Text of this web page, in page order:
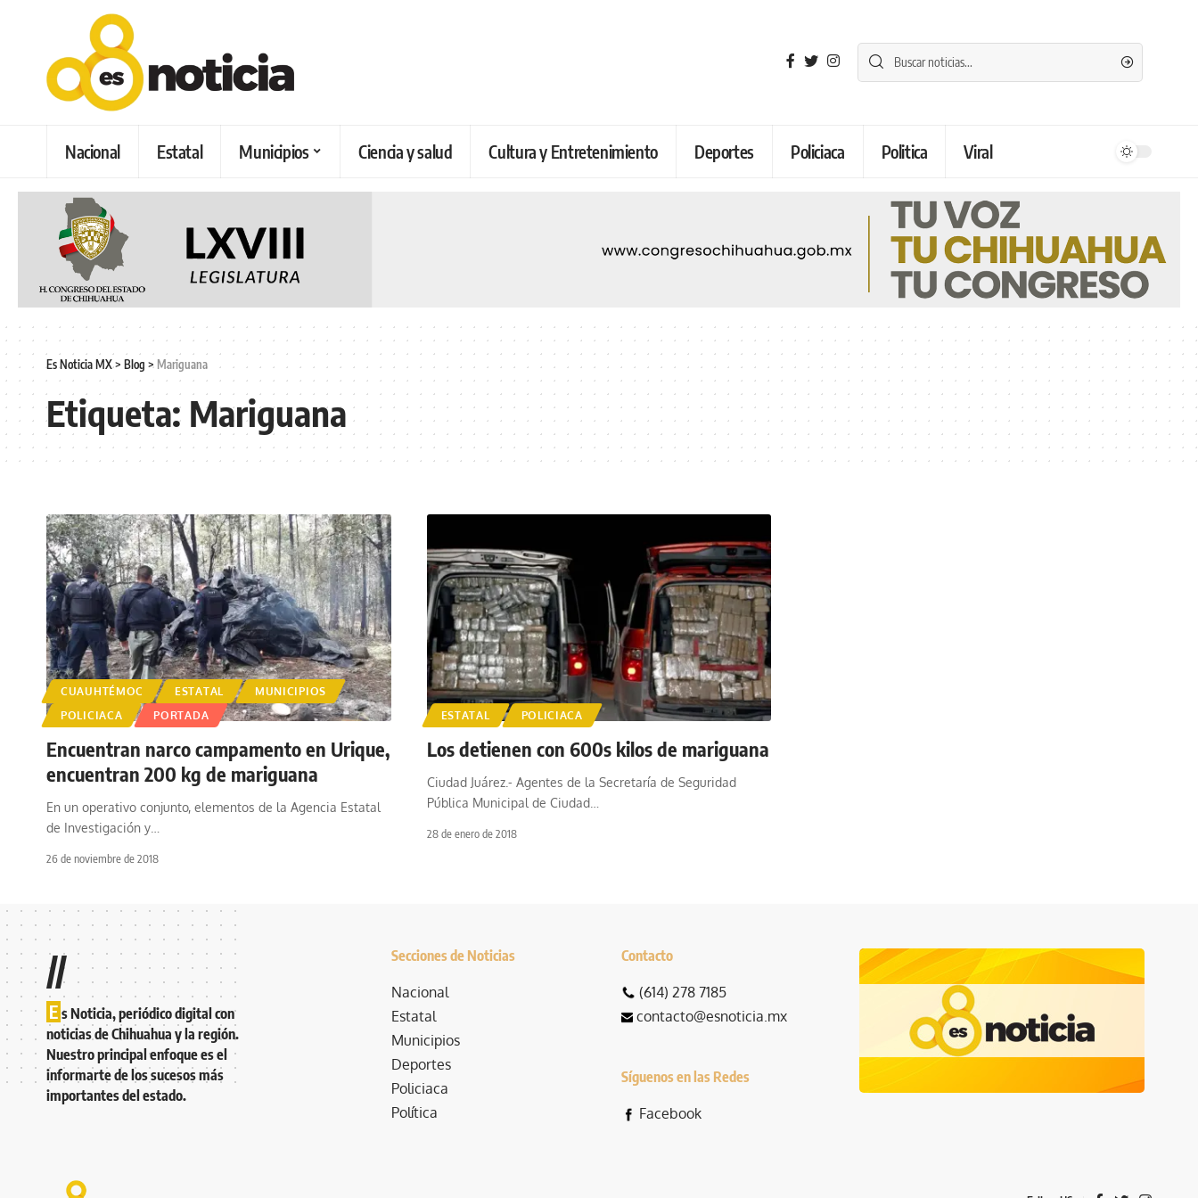
Nacional Estatal Municipios Ciencia y salud Cultura y Entretenimiento Deportes Policiaca Politica Viral
Es Noticia MX> Blog > Mariguana
Etiqueta: Mariguana
CUAUHTÉMOC ESTATAL
MUNICIPIOS
POLICIACA
PORTADA
Encuentran narco campamento en Urique,
encuentran 200 kg de mariguana
En un operativo conjunto, elementos de la Agencia Estatal
de Investigación y
26 de noviembre de 2018
ESTATAL POLICIACA
Los detienen con 600s kilos de mariguana
Ciudad Juárez.- Agentes de la Secretaría de Seguridad
Pública Municipal de Ciudad…
28 de enero de 2018
//
E s Noticia, periódico digital con
noticias de Chihuahua y la región.
Nuestro principal enfoque es el
informarte de los sucesos más
importantes del estado.
Secciones de Noticias
Nacional
Estatal
Municipios
Deportes
Policiaca
Política
Contacto
(614) 278 7185
contacto@esnoticia.mx
Síguenos en las Redes
Facebook